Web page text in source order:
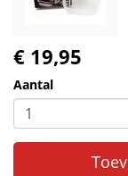
€ 19,95
Aantal